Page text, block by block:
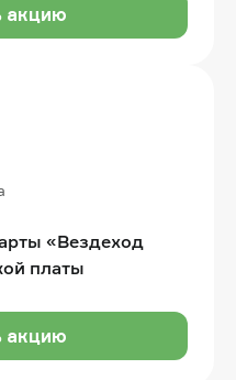
акцию
«Вездеход
платы
акцию